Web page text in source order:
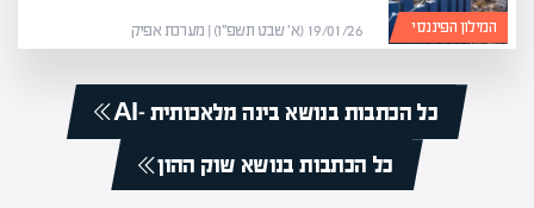
המילון הפיננסי 19/01/26 (א׳ שבט תשפ״ו) | מערכת אפיק
כל הכתבות בנושא בינה מלאכותית -AI
כל הכתבות בנושא שוק ההון